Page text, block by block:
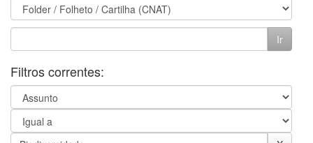
Filtros correntes: